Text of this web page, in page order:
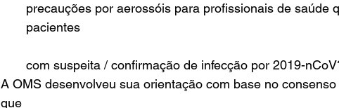
precauções por aerossóis para profissionais de saúde
pacientes
com suspeita / confirmação de infecção por 2019-
A OMS desenvolveu sua orientação com base no
que